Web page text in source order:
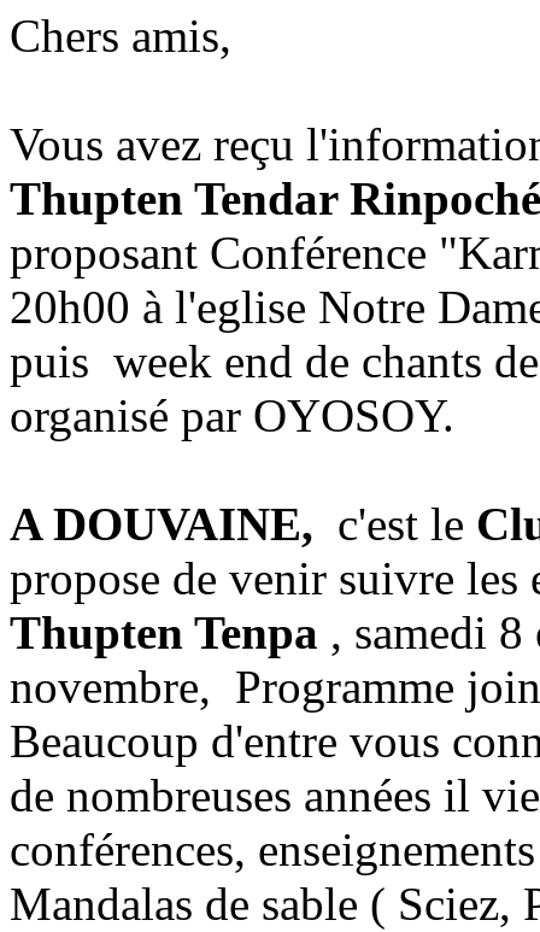
Chers amis,
Vous avez reçu
Thupten Tendar
proposant Conférence
20h00 à l'eglise Notre
puis week end de chants
organisé par OYOSOY.
A DOUVAINE, c'est le
propose de venir suivre les
Thupten Tenpa , samedi 8
novembre, Programme
Beaucoup d'entre vous
de nombreuses années il
conférences,
Mandalas de sable ( Sciez,